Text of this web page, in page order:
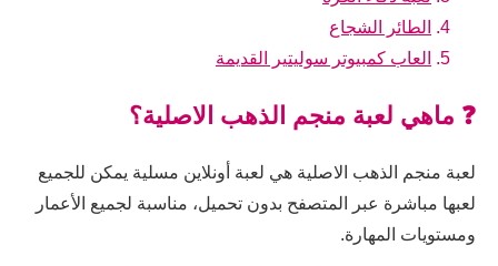
الطائر الشجاع
العاب كمبيوتر سوليتير القديمة
❓ ماهي لعبة منجم الذهب الاصلية؟
لعبة منجم الذهب الاصلية هي لعبة أونلاين مسلية يمكن للجميع
لعبها مباشرة عبر المتصفح بدون تحميل، مناسبة لجميع الأعمار
ومستويات المهارة.